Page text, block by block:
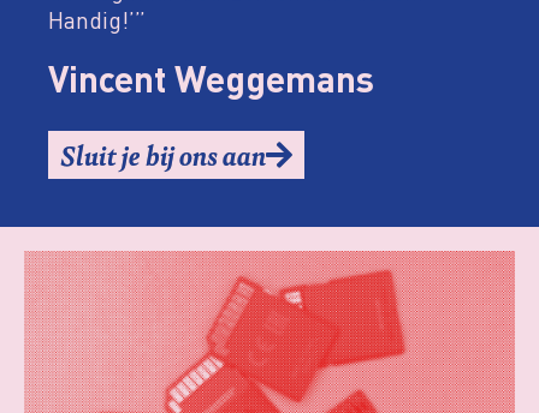
Handig!’”
Vincent Weggemans
Sluit je bij ons aan